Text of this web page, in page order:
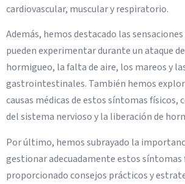
cardiovascular, muscular y respiratorio.
Además, hemos destacado las
pueden experimentar durante un ataque
hormigueo, la falta de aire, los mareos y
gastrointestinales. También hemos
causas médicas de estos síntomas físicos,
del sistema nervioso y la liberación de
Por último, hemos subrayado la
gestionar adecuadamente estos síntomas
proporcionado consejos prácticos y